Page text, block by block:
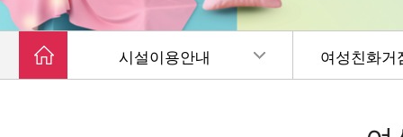
시설이용안내 여성친화거